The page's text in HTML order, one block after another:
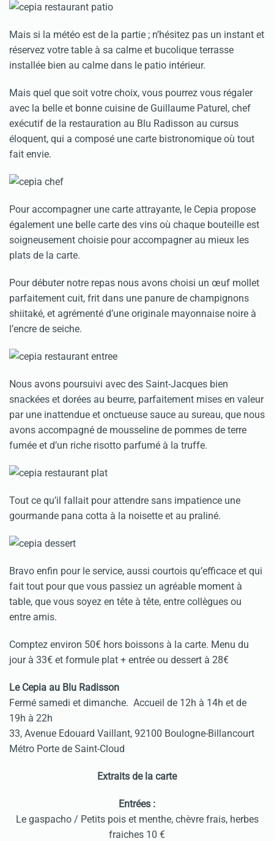
Mais si la météo est de la partie ; n’hésitez pas un instant et
réservez votre table à sa calme et bucolique terrasse
installée bien au calme dans le patio intérieur.
Mais quel que soit votre choix, vous pourrez vous régaler
avec la belle et bonne cuisine de Guillaume Paturel, chef
exécutif de la restauration au Blu Radisson au cursus
éloquent, qui a composé une carte bistronomique où tout
fait envie.
Pour accompagner une carte attrayante, le Cepia propose
également une belle carte des vins où chaque bouteille est
soigneusement choisie pour accompagner au mieux les
plats de la carte.
Pour débuter notre repas nous avons choisi un œuf mollet
parfaitement cuit, frit dans une panure de champignons
shiitaké, et agrémenté d’une originale mayonnaise noire à
l’encre de seiche.
Nous avons poursuivi avec des Saint-Jacques bien
snackées et dorées au beurre, parfaitement mises en valeur
par une inattendue et onctueuse sauce au sureau, que nous
avons accompagné de mousseline de pommes de terre
fumée et d’un riche risotto parfumé à la truffe.
Tout ce qu’il fallait pour attendre sans impatience une
gourmande pana cotta à la noisette et au praliné.
Bravo enfin pour le service, aussi courtois qu’efficace et qui
fait tout pour que vous passiez un agréable moment à
table, que vous soyez en tête à tête, entre collègues ou
entre amis.
Comptez environ 50€ hors boissons à la carte. Menu du
jour à 33€ et formule plat + entrée ou dessert à 28€
Le Cepia au Blu Radisson
Fermé samedi et dimanche. Accueil de 12h à 14h et de
19h à 22h
33, Avenue Edouard Vaillant, 92100 Boulogne-Billancourt
Métro Porte de Saint-Cloud
Extraits de la carte
Entrées :
Le gaspacho / Petits pois et menthe, chèvre frais, herbes
fraiches 10 €